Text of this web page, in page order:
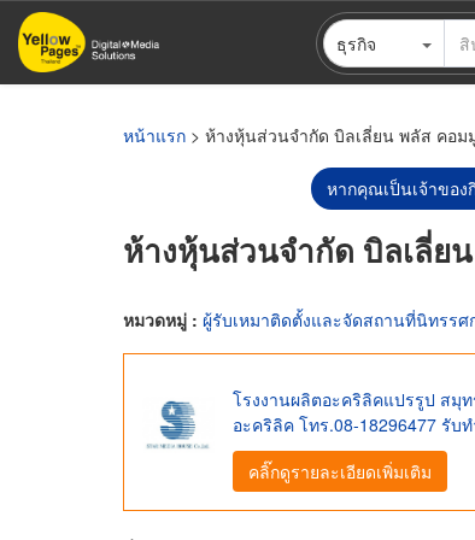
ข้าม
ไป
ธุรกิจ
หน้าแรก > ห้างหุ้นส่วนจำกัด บิลเลี่ยน พลัส คอ
หากคุณเป็นเจ้าของ
ห้างหุ้นส่วนจำกัด บิลเลี่ย
หมวดหมู่ : ผู้รับเหมาติดตั้งและจัดสถานที่นิทรรศ
โรงงานผลิตอะคริลิคแปรรูป สมุ
อะคริลิค โทร.08-18296477 รับ
คลิ๊กดูรายละเอียดเพิ่มเติม